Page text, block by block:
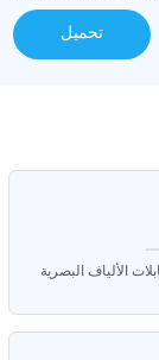
تحميل